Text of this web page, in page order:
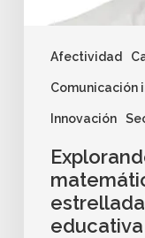
Afectividad
Comunicación
Innovación